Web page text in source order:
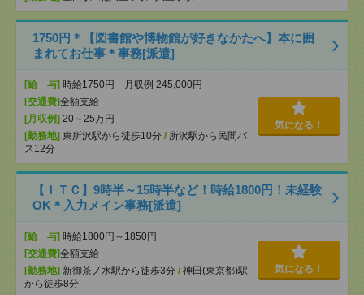
1750円＊【図書館や博物館が好きなかたへ】本に囲
まれてお仕事＊事務[派遣]
[給 与] 時給1750円 月収例 245,000円
[交通費]全額支給
[月収例] 20～25万円
[勤務地] 東所沢駅から徒歩10分 / 所沢駅から民間バ
ス12分
気になる！
【ＩＴＣ】9時半～15時半など！時給1800円！未経験
OK＊入力メイン事務[派遣]
[給 与] 時給1800円～1850円
[交通費]全額支給
[勤務地] 新御茶ノ水駅から徒歩3分 / 神田(東京都)駅
から徒歩8分
気になる！